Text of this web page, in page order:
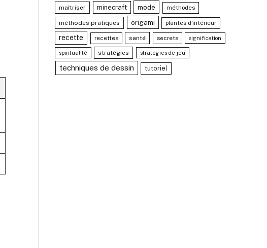
maîtriser minecraft mode méthodes
méthodes pratiques origami plantes d'intérieur
recette recettes santé secrets signification
spiritualité stratégies stratégies de jeu
techniques de dessin tutoriel